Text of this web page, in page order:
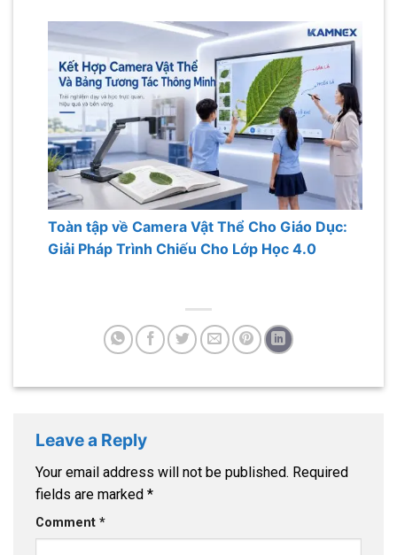
Toàn tập về Camera Vật Thể Cho Giáo Dục:
Giải Pháp Trình Chiếu Cho Lớp Học 4.0
Leave a Reply
Your email address will not be published. Required
fields are marked *
Comment *